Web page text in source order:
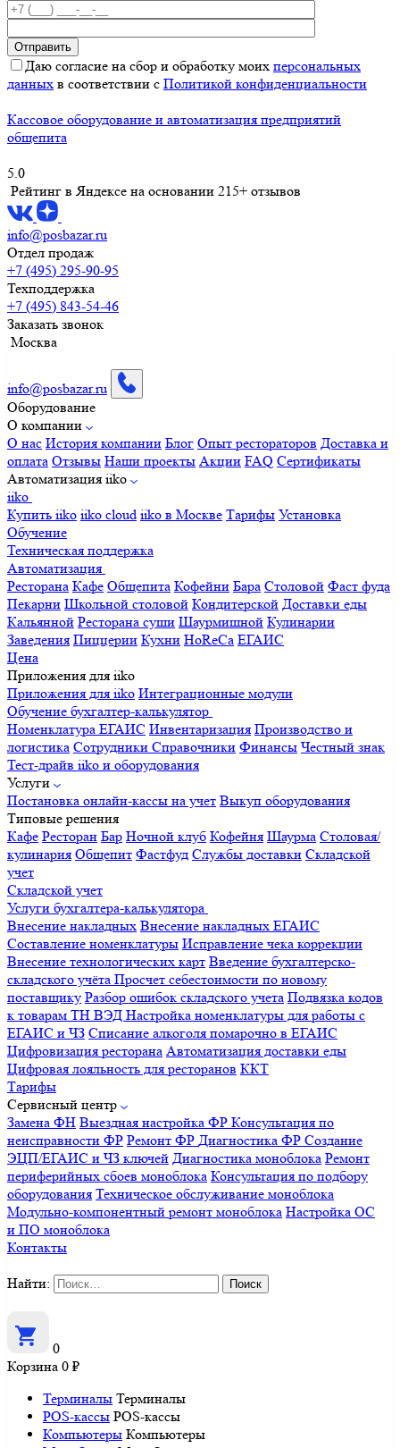
Даю согласие на сбор и обработку моих персональных
данных в соответствии с Политикой конфиденциальности
Кассовое оборудование и автоматизация предприятий
общепита
5.0
Рейтинг в Яндексе на основании 215+ отзывов
info@posbazar.ru
Отдел продаж
+7 (495) 295-90-95
Техподдержка
+7 (495) 843-54-46
Заказать звонок
Москва
info@posbazar.ru
Оборудование
О компании
О нас История компании Блог Опыт рестораторов Доставка и
оплата Отзывы Наши проекты Акции FAQ Сертификаты
Автоматизация iiko
iiko
Купить iiko iiko cloud iiko в Москве Тарифы Установка
Обучение
Техническая поддержка
Автоматизация
Ресторана Кафе Общепита Кофейни Бара Столовой Фаст фуда
Пекарни Школьной столовой Кондитерской Доставки еды
Кальянной Ресторана суши Шаурмишной Кулинарии
Заведения Пиццерии Кухни HoReCa ЕГАИС
Цена
Приложения для iiko
Приложения для iiko Интеграционные модули
Обучение бухгалтер-калькулятор
Номенклатура ЕГАИС Инвентаризация Производство и
логистика Сотрудники Справочники Финансы Честный знак
Тест-драйв iiko и оборудования
Услуги
Постановка онлайн-кассы на учет Выкуп оборудования
Типовые решения
Кафе Ресторан Бар Ночной клуб Кофейня Шаурма Столовая/
кулинария Общепит Фастфуд Службы доставки Складской
учет
Складской учет
Услуги бухгалтера-калькулятора
Внесение накладных Внесение накладных ЕГАИС
Составление номенклатуры Исправление чека коррекции
Внесение технологических карт Введение бухгалтерско-
складского учёта Просчет себестоимости по новому
поставщику Разбор ошибок складского учета Подвязка кодов
к товарам ТН ВЭД Настройка номенклатуры для работы с
ЕГАИС и ЧЗ Списание алкоголя помарочно в ЕГАИС
Цифровизация ресторана Автоматизация доставки еды
Цифровая лояльность для ресторанов ККТ
Тарифы
Сервисный центр
Замена ФН Выездная настройка ФР Консультация по
неисправности ФР Ремонт ФР Диагностика ФР Создание
ЭЦП/ЕГАИС и ЧЗ ключей Диагностика моноблока Ремонт
периферийных сбоев моноблока Консультация по подбору
оборудования Техническое обслуживание моноблока
Модульно-компонентный ремонт моноблока Настройка ОС
и ПО моноблока
Контакты
Найти:
0
Корзина 0 ₽
Терминалы Терминалы
POS-кассы POS-кассы
Компьютеры Компьютеры